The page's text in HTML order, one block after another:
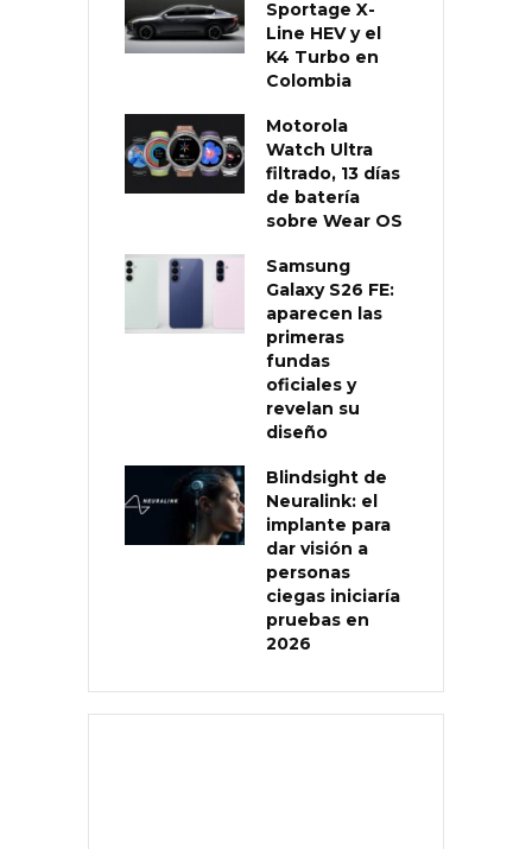
Sportage X-
Line HEV y el
K4 Turbo en
Colombia
Motorola
Watch Ultra
filtrado, 13 días
de batería
sobre Wear OS
Samsung
Galaxy S26 FE:
aparecen las
primeras
fundas
oficiales y
revelan su
diseño
Blindsight de
Neuralink: el
implante para
dar visión a
personas
ciegas iniciaría
pruebas en
2026